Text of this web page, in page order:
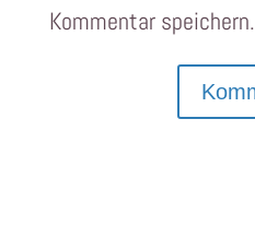
Kommentar speichern.